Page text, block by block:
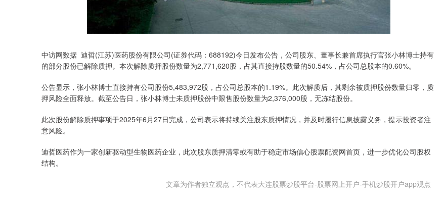
中访网数据 迪哲(江苏)医药股份有限公司(证券代码：688192)今日发布公告，公司股东、董事长兼首席执行官张小林博士持有
的部分股份已解除质押。本次解除质押股份数量为2,771,620股，占其直接持股数量的50.54%，占公司总股本的0.60%。
公告显示，张小林博士直接持有公司股份5,483,972股，占公司总股本的1.19%。此次解质后，其剩余被质押股份数量归零，质
押风险全面释放。截至公告日，张小林博士未质押股份中限售股份数量为2,376,000股，无冻结股份。
此次股份解除质押事项于2025年6月27日完成，公司表示将持续关注股东质押情况，并及时履行信息披露义务，提示投资者注
意风险。
迪哲医药作为一家创新驱动型生物医药企业，此次股东质押清零或有助于稳定市场信心股票配资网首页，进一步优化公司股权
结构。
文章为作者独立观点，不代表大连股票炒股平台-股票网上开户-手机炒股开户app观点